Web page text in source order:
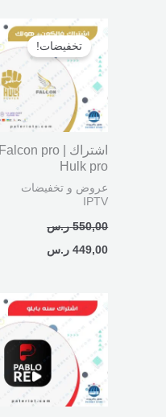
تخفيضات!
اشتراك Falcon pro |
Hulk pro
عروض و تخفيضات
IPTV
550,00 ر.س
السعر
الأصلي
هو:
550,00 ر.س.
449,00 ر.س
السعر
الحالي
هو:
449,00 ر.س.